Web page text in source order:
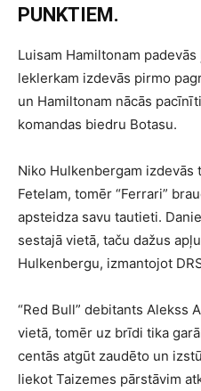
PUNKTIEM.
Luisam Hamiltonam
leklerkam izdevās pirmo
un Hamiltonam nācās
komandas biedru Botasu.
Niko Hulkenbergam izdevās
Fetelam, tomēr “Ferrari”
apsteidza savu tautieti.
sestajā vietā, taču dažus
Hulkenbergu, izmantojot
“Red Bull” debitants Alekss
vietā, tomēr uz brīdi tika
centās atgūt zaudēto un
liekot Taizemes pārstāvim